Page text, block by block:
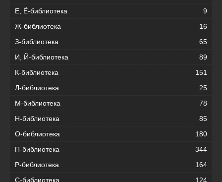
Е, Ё-библиотека
9
Ж-библиотека
16
З-библиотека
65
И, Й-библиотека
89
К-библиотека
151
Л-библиотека
25
М-библиотека
78
Н-библиотека
85
О-библиотека
180
П-библиотека
344
Р-библиотека
164
С-библиотека
124